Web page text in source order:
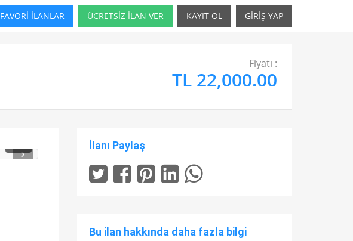
FAVORİ İLANLAR ÜCRETSİZ İLAN VER KAYIT OL GİRİŞ YAP
Fiyatı :
TL 22,000.00
1/ 5 İlanı Paylaş
Bu ilan hakkında daha fazla bilgi